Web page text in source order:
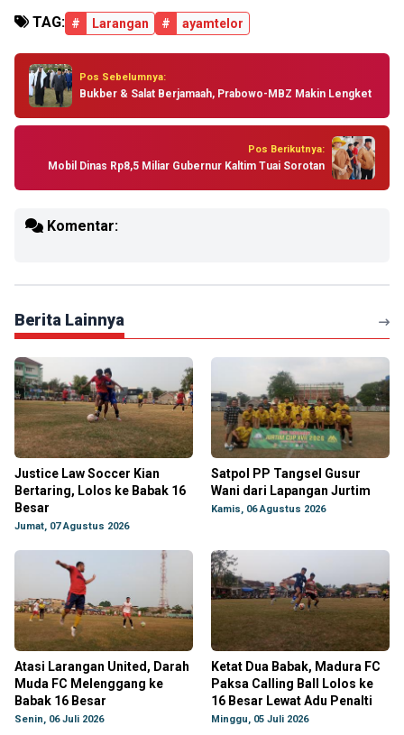
TAG: # Larangan # ayamtelor
Pos Sebelumnya:
Bukber & Salat Berjamaah, Prabowo-MBZ Makin Lengket
Pos Berikutnya:
Mobil Dinas Rp8,5 Miliar Gubernur Kaltim Tuai Sorotan
Komentar:
Berita Lainnya
Justice Law Soccer Kian
Bertaring, Lolos ke Babak 16
Besar
Jumat, 07 Agustus 2026
Satpol PP Tangsel Gusur
Wani dari Lapangan Jurtim
Kamis, 06 Agustus 2026
Atasi Larangan United, Darah
Muda FC Melenggang ke
Babak 16 Besar
Senin, 06 Juli 2026
Ketat Dua Babak, Madura FC
Paksa Calling Ball Lolos ke
16 Besar Lewat Adu Penalti
Minggu, 05 Juli 2026